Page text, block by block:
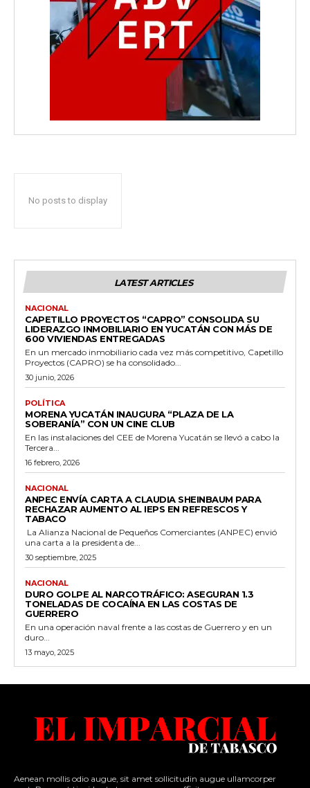
No posts to display
LATEST ARTICLES
NACIONAL
CAPETILLO PROYECTOS “CAPRO” CONSOLIDA SU
LIDERAZGO INMOBILIARIO EN YUCATÁN CON MÁS DE
600 VIVIENDAS ENTREGADAS
En un mercado inmobiliario cada vez más competitivo, Capetillo
Proyectos (CAPRO) se ha consolidado...
30 junio, 2026
POLÍTICA
MORENA YUCATÁN INAUGURA “PLAZA DE LA
SOBERANÍA” CON UN CINE CLUB
En las instalaciones del CEE de Morena Yucatán se llevó a cabo la
Tercera...
16 febrero, 2026
NACIONAL
ANPEC ENVÍA CARTA A CLAUDIA SHEINBAUM PARA
RECHAZAR AUMENTO AL IEPS EN REFRESCOS Y
TABACO
La Alianza Nacional de Pequeños Comerciantes (ANPEC) envió
una carta a la presidenta de...
30 septiembre, 2025
NACIONAL
DURO GOLPE AL NARCOTRÁFICO: ASEGURAN 1.3
TONELADAS DE COCAÍNA EN LAS COSTAS DE
GUERRERO
En una operación naval frente a las costas de Guerrero y en un
duro...
13 mayo, 2025
Aenean mollis odio augue, sit amet sollicitudin augue ullamcorper